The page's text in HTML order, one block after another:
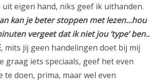
eigen hand, niks geef ik uithanden.
kan je beter stoppen met lezen…hou
vergeet dat ik niet jou ’type’ ben..
, mits jij geen handelingen doet bij mij
iets speciaals, geef het even
doen, prima, maar wel even